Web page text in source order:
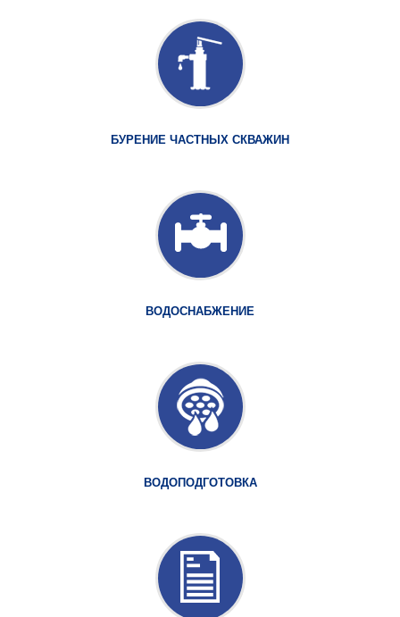
БУРЕНИЕ ЧАСТНЫХ СКВАЖИН
ВОДОСНАБЖЕНИЕ
ВОДОПОДГОТОВКА